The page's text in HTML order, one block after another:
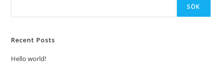
SÖK
Recent Posts
Hello world!